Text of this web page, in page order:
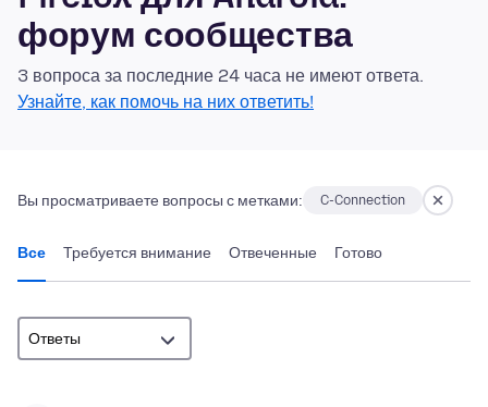
форум сообщества
3 вопроса за последние 24 часа не имеют ответа.
Узнайте, как помочь на них ответить!
Вы просматриваете вопросы с метками: C-Connection
Все Требуется внимание Отвеченные Готово